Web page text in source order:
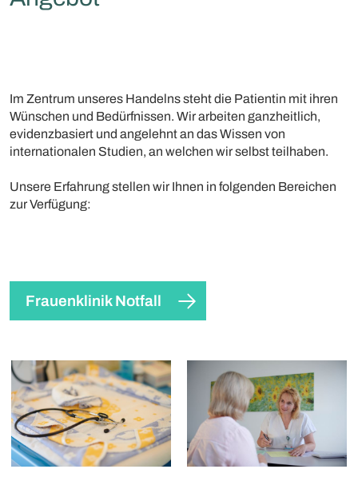
Im Zentrum unseres Handelns steht die Patientin mit ihren
Wünschen und Bedürfnissen. Wir arbeiten ganzheitlich,
evidenzbasiert und angelehnt an das Wissen von
internationalen Studien, an welchen wir selbst teilhaben.
Unsere Erfahrung stellen wir Ihnen in folgenden Bereichen
zur Verfügung:
Frauenklinik Notfall